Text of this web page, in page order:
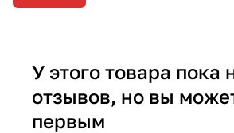
У этого товара пока
отзывов, но вы
первым